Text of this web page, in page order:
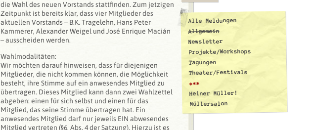
Alle Meldungen
Allgemein
Newsletter
Projekte/Workshops
Tagungen
Theater/Festivals
***
Heiner Müller!
Müllersalon
die Wahl des neuen Vorstands stattfinden. Zum jetzigen
Zeitpunkt ist bereits klar, dass vier Mitglieder des
aktuellen Vorstands – B.K. Tragelehn, Hans Peter
Kammerer, Alexander Weigel und José Enrique Macián
– ausscheiden werden.
Wahlmodalitäten:
Wir möchten darauf hinweisen, dass für diejenigen
Mitglieder, die nicht kommen können, die Möglichkeit
besteht, ihre Stimme auf ein anwesendes Mitglied zu
übertragen. Dieses Mitglied kann dann zwei Wahlzettel
abgeben: einen für sich selbst und einen für das
Mitglied, das seine Stimme übertragen hat. Ein
anwesendes Mitglied darf nur jeweils EIN abwesendes
Mitglied vertreten (§6, Abs. 4 der Satzung). Hierzu ist es